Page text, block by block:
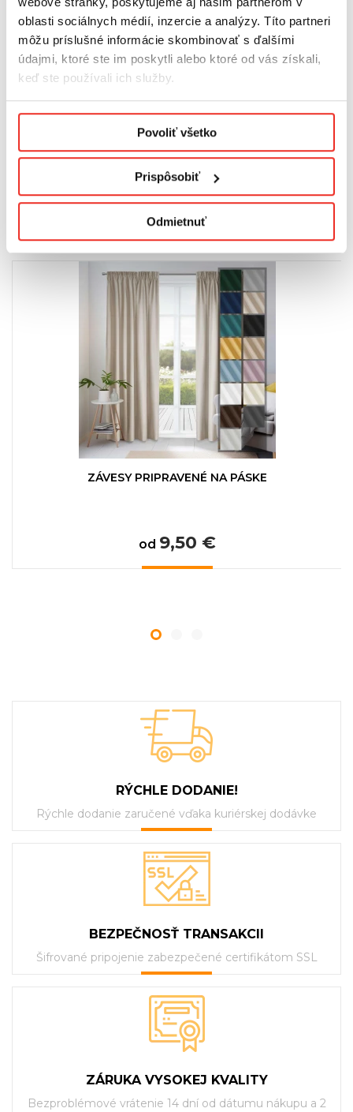
oblasti sociálnych médií, inzercie a analýzy. Títo partneri
môžu príslušné informácie skombinovať s ďalšími
údajmi, ktoré ste im poskytli alebo ktoré od vás získali,
keď ste používali ich služby.
Podmienky ochrany osobných údajov.
Povoliť všetko
Prispôsobiť
Odmietnuť
Konfiguračné číslo:
Kód produktu:
ZÁVESY PRIPRAVENÉ NA PÁSKE
od 9,50 €
RÝCHLE DODANIE!
Rýchle dodanie zaručené vďaka kuriérskej dodávke
BEZPEČNOSŤ TRANSAKCII
Šifrované pripojenie zabezpečené certifikátom SSL
ZÁRUKA VYSOKEJ KVALITY
Bezproblémové vrátenie 14 dní od dátumu nákupu a 2